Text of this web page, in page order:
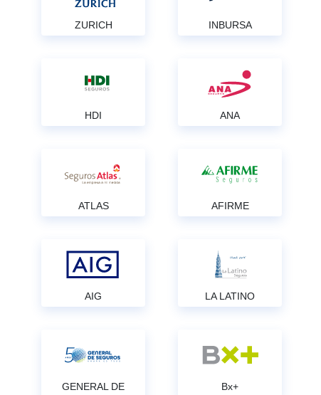
ZURICH INBURSA
HDI ANA
ATLAS AFIRME
AIG LA LATINO
GENERAL DE
Bx+